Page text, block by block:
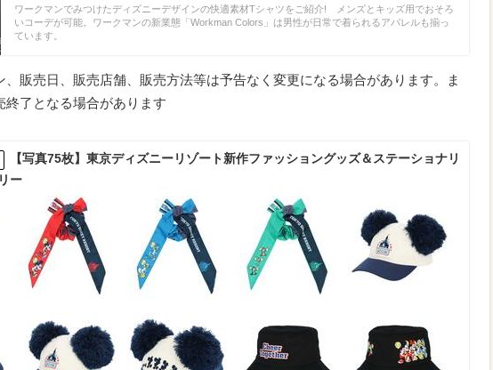
ワークマンでみつけたディズニーデザインの快適素材Tシャツをご紹介! メンズとキッズ用でおそろ
いコーデが可能。ワークマンの新業態「Workman Colors」は男性が日常で着られるアパレルも揃っ
ています。
販売日、販売店舗、販売方法等は予告なく変更になる場合があります。ま
終了となる場合があります
【写真75枚】東京ディズニーリゾート新作ファッショングッズ＆ステーショナリ
ー